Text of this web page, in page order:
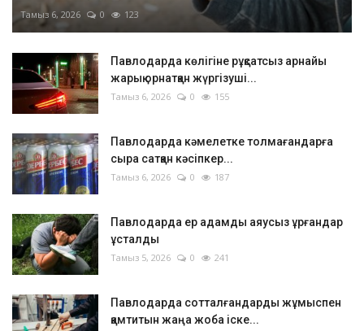
Тамыз 6, 2026 0 123
Павлодарда көлігіне рұқсатсыз арнайы
жарық орнатқан жүргізуші...
Тамыз 6, 2026 0 155
Павлодарда кәмелетке толмағандарға
сыра сатқан кәсіпкер...
Тамыз 6, 2026 0 187
Павлодарда ер адамды аяусыз ұрғандар
ұсталды
Тамыз 5, 2026 0 241
Павлодарда сотталғандарды жұмыспен
қамтитын жаңа жоба іске...